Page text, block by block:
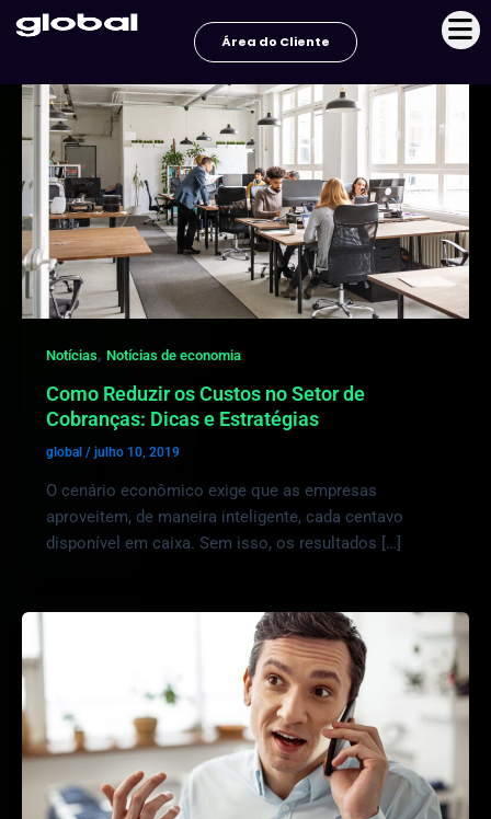
para
conteúdo
Área do Cliente
Notícias, Notícias de economia
Como Reduzir os Custos no Setor de
Cobranças: Dicas e Estratégias
global / julho 10, 2019
O cenário econômico exige que as empresas
aproveitem, de maneira inteligente, cada centavo
disponível em caixa. Sem isso, os resultados […]
Paginação
de